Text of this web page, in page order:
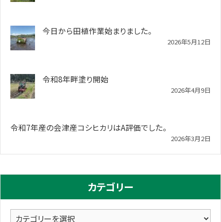
今日から田植作業始まりました。
2026年5月12日
令和8年畔塗り開始
2026年4月9日
令和7年産の会津産コシヒカリはA評価でした。
2026年3月2日
カテゴリー
カ